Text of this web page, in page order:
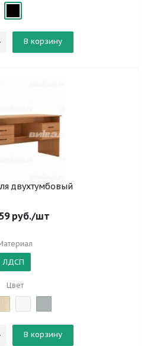
В корзину
двухтумбовый
руб./шт
ЛДСП
Цвет
В корзину